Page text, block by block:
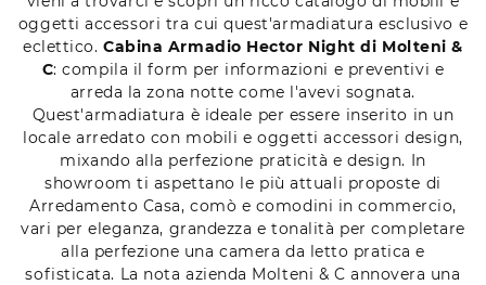
oggetti accessori tra cui quest'armadiatura esclusivo e
eclettico.Cabina Armadio Hector Night di Molteni &
C: compila il form per informazioni e preventivi e
arreda la zona notte come l'avevi sognata.
Quest'armadiatura è ideale per essere inserito in un
locale arredato con mobili e oggetti accessori design,
mixando alla perfezione praticità e design. In
showroom ti aspettano le più attuali proposte di
Arredamento Casa, comò e comodini in commercio,
vari per eleganza, grandezza e tonalità per completare
alla perfezione una camera da letto pratica e
sofisticata. La nota azienda Molteni & C annovera una